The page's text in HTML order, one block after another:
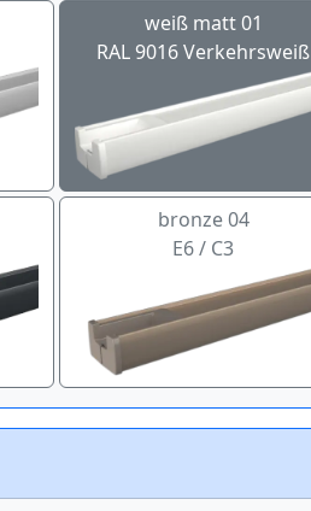
weiß matt 01
RAL 9016 Verkehrsweiß
bronze 04
E6 / C3